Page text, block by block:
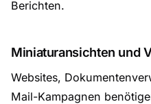
Berichten.
Miniaturansichten und
Websites,
Mail-Kampagnen